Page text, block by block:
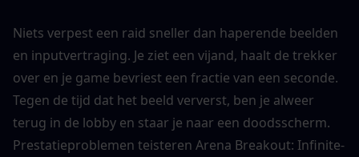
Niets verpest een raid sneller dan haperende beelden
en inputvertraging. Je ziet een vijand, haalt de trekker
over en je game bevriest een fractie van een seconde.
Tegen de tijd dat het beeld ververst, ben je alweer
terug in de lobby en staar je naar een doodsscherm.
Prestatieproblemen teisteren Arena Breakout: Infinite-